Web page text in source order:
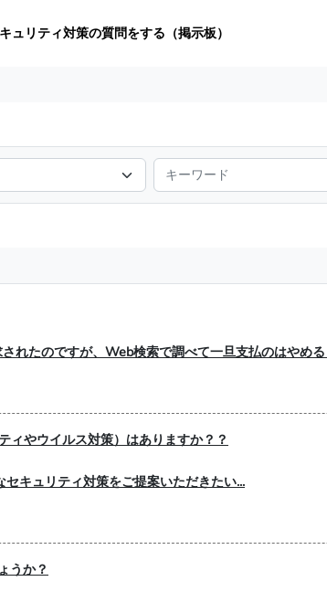
ュリティ対策の質問をする（掲示板）
れたのですが、Web検索で調べて一旦支払のはやめる
ィやウイルス対策）はありますか？？
キュリティ対策をご提案いただきたい...
うか？